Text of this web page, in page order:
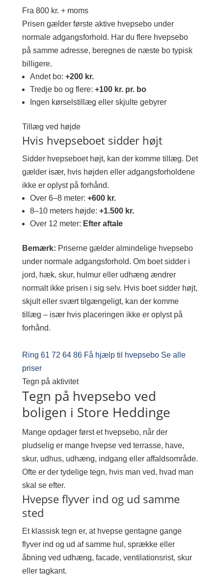
Fra 800 kr. + moms
Prisen gælder første aktive hvepsebo under
normale adgangsforhold. Har du flere hvepsebo
på samme adresse, beregnes de næste bo typisk
billigere.
Andet bo: +200 kr.
Tredje bo og flere: +100 kr. pr. bo
Ingen kørselstillæg eller skjulte gebyrer
Tillæg ved højde
Hvis hvepseboet sidder højt
Sidder hvepseboet højt, kan der komme tillæg. Det
gælder især, hvis højden eller adgangsforholdene
ikke er oplyst på forhånd.
Over 6–8 meter: +600 kr.
8–10 meters højde: +1.500 kr.
Over 12 meter: Efter aftale
Bemærk: Priserne gælder almindelige hvepsebo
under normale adgangsforhold. Om boet sidder i
jord, hæk, skur, hulmur eller udhæng ændrer
normalt ikke prisen i sig selv. Hvis boet sidder højt,
skjult eller svært tilgængeligt, kan der komme
tillæg – især hvis placeringen ikke er oplyst på
forhånd.
Ring 61 72 64 86 Få hjælp til hvepsebo Se alle
priser
Tegn på aktivitet
Tegn på hvepsebo ved
boligen i Store Heddinge
Mange opdager først et hvepsebo, når der
pludselig er mange hvepse ved terrasse, have,
skur, udhus, udhæng, indgang eller affaldsområde.
Ofte er der tydelige tegn, hvis man ved, hvad man
skal se efter.
Hvepse flyver ind og ud samme
sted
Et klassisk tegn er, at hvepse gentagne gange
flyver ind og ud af samme hul, sprække eller
åbning ved udhæng, facade, ventilationsrist, skur
eller tagkant.